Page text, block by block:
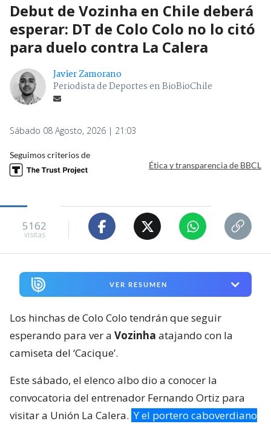
Debut de Vozinha en Chile deberá
esperar: DT de Colo Colo no lo citó
para duelo contra La Calera
Javier Zamorano
Periodista de Deportes en BioBioChile
Sábado 08 Agosto, 2026 | 21:03
Seguimos criterios de
Ética y transparencia de BBCL
5162
visitas
VER RESUMEN
Los hinchas de Colo Colo tendrán que seguir
esperando para ver a Vozinha atajando con la
camiseta del ‘Cacique’.
Este sábado, el elenco albo dio a conocer la
convocatoria del entrenador Fernando Ortiz para
visitar a Unión La Calera. Y el portero caboverdiano